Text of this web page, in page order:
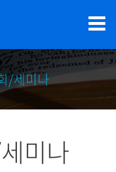
/세미나
미나